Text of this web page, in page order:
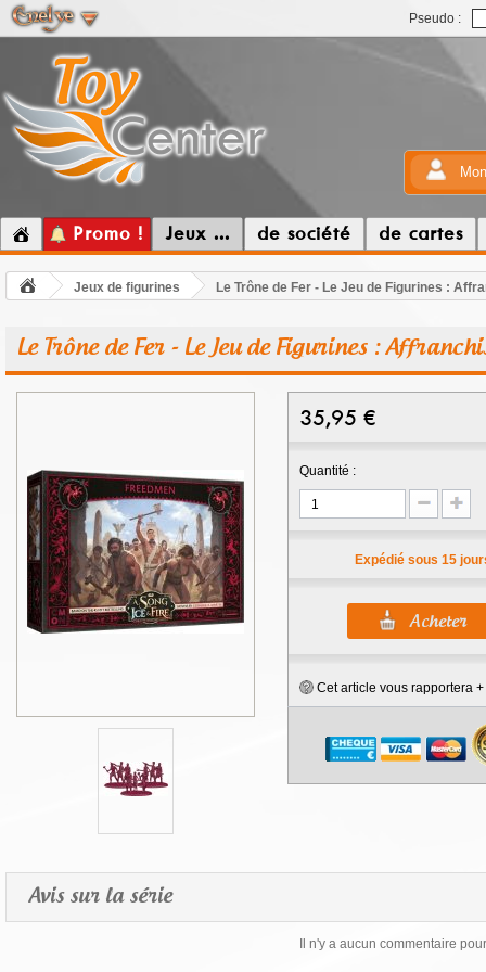
Pseudo :
Promo ! Jeux ... de société de cartes
Jeux de figurines Le Trône de Fer - Le Jeu de Figurines :
Le Trône de Fer - Le Jeu de Figurines :
35,95 €
Quantité :
Expédié sous 15
Cet article vous rapportera +
Avis sur la série
Il n'y a aucun commentaire